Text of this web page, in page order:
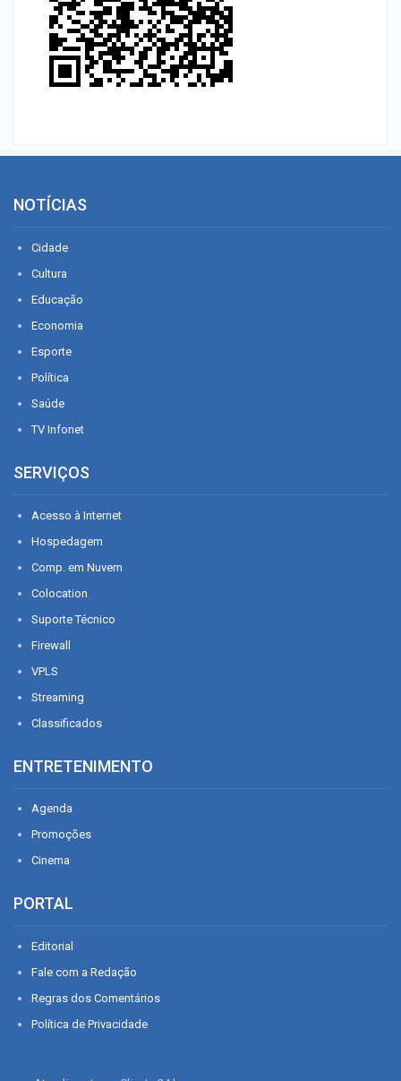
NOTÍCIAS
Cidade
Cultura
Educação
Economia
Esporte
Política
Saúde
TV Infonet
SERVIÇOS
Acesso à Internet
Hospedagem
Comp. em Nuvem
Colocation
Suporte Técnico
Firewall
VPLS
Streaming
Classificados
ENTRETENIMENTO
Agenda
Promoções
Cinema
PORTAL
Editorial
Fale com a Redação
Regras dos Comentários
Política de Privacidade